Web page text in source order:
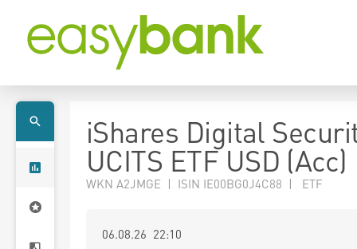
iShares Digital
UCITS ETF USD (Acc)
WKN A2JMGE | ISIN IE00BG0J4C88 | ETF
06.08.26 22:10